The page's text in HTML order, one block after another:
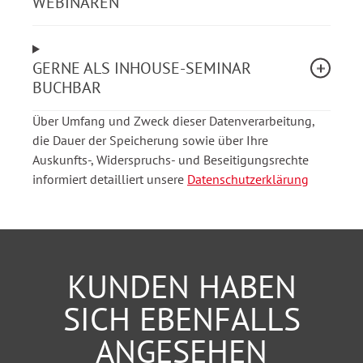
Alle Module bauen aufeinander auf, sind aber auch
einzeln buchbar
, da sie speziell auf die individuellen
Verbände zugeschnitten sind.
Sie erhalten ein kompaktes, praxisnahes
Gesamtpaket, das Sie direkt in Ihrem Arbeitsalltag
Modul 1
22.09.2026, 09:30-11:30 Uhr
GERNE ALS INHOUSE-SEMINAR
BUCHBAR
Über Umfang und Zweck dieser Datenverarbeitung,
die Dauer der Speicherung sowie über Ihre
Auskunfts-, Widerspruchs- und Beseitigungsrechte
informiert detailliert unsere Datenschutzerklärung
KUNDEN HABEN
SICH EBENFALLS
ANGESEHEN